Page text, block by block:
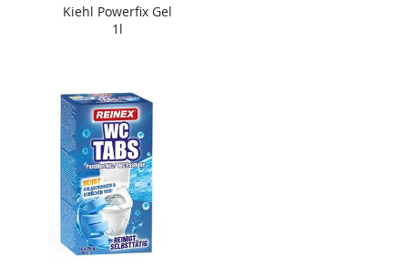
Kiehl Powerfix Gel
1l